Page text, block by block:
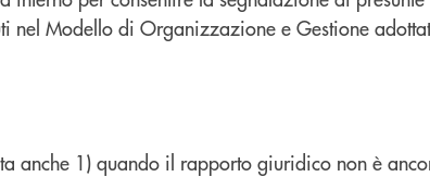
nel Modello di Organizzazione e Gestione
anche 1) quando il rapporto giuridico non è